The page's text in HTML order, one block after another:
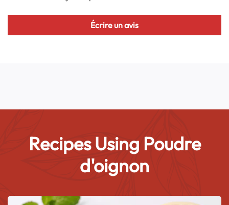
Écrire un avis
Recipes Using Poudre
d'oignon